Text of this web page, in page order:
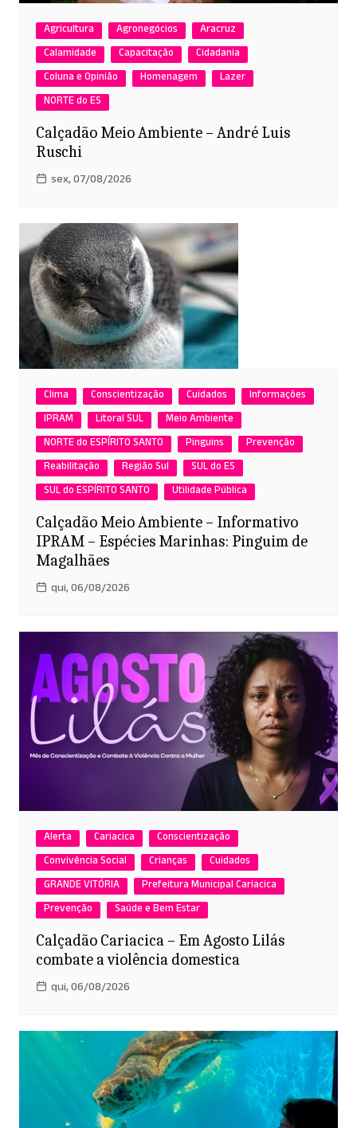
Agricultura Agronegócios
Aracruz
Calamidade
Capacitação
Cidadania
Coluna e Opinião
Homenagem
Lazer
NORTE do ES
Calçadão Meio Ambiente – André Luis
Ruschi
sex, 07/08/2026
Clima Conscientização Cuidados
Informações
IPRAM
Litoral SUL
Meio Ambiente
NORTE do ESPÍRITO SANTO
Pinguins
Prevenção
Reabilitação
Região Sul
SUL do ES
SUL do ESPÍRITO SANTO
Utilidade Pública
Calçadão Meio Ambiente – Informativo
IPRAM – Espécies Marinhas: Pinguim de
Magalhães
qui, 06/08/2026
Alerta Cariacica
Conscientização
Convivência Social
Crianças
Cuidados
GRANDE VITÓRIA
Prefeitura Municipal Cariacica
Prevenção
Saúde e Bem Estar
Calçadão Cariacica – Em Agosto Lilás
combate a violência domestica
qui, 06/08/2026